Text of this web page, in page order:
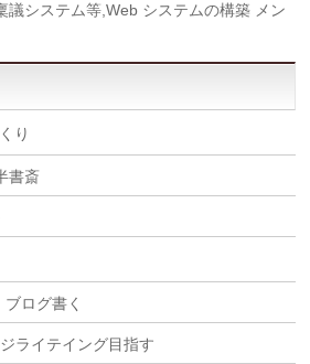
議システム等,Web システムの構築 メン
り
書斎
ログ書く
ライテイング目指す